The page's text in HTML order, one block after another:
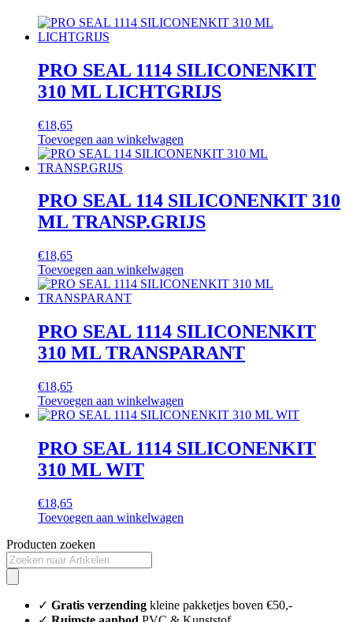
PRO SEAL 1114 SILICONENKIT
310 ML LICHTGRIJS
€18,65
Toevoegen aan winkelwagen
PRO SEAL 114 SILICONENKIT 310
ML TRANSP.GRIJS
€18,65
Toevoegen aan winkelwagen
PRO SEAL 1114 SILICONENKIT
310 ML TRANSPARANT
€18,65
Toevoegen aan winkelwagen
PRO SEAL 1114 SILICONENKIT
310 ML WIT
€18,65
Toevoegen aan winkelwagen
Producten zoeken
✓ Gratis verzending kleine pakketjes boven €50,-